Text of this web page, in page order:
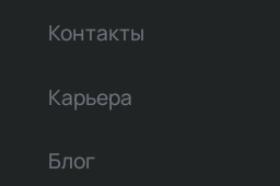
Контакты
Карьера
Блог